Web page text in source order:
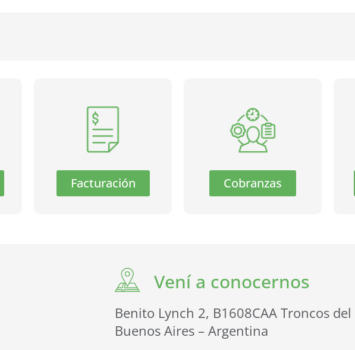
Facturación Cobranzas
Vení a conocernos
Benito Lynch 2, B1608CAA Troncos del
Buenos Aires – Argentina